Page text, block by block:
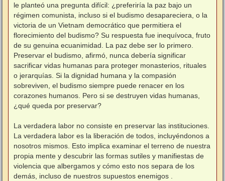
le planteó una pregunta difícil: ¿preferiría la paz bajo un
régimen comunista, incluso si el budismo desapareciera, o la
victoria de un Vietnam democrático que permitiera el
florecimiento del budismo? Su respuesta fue inequívoca, fruto
de su genuina ecuanimidad. La paz debe ser lo primero.
Preservar el budismo, afirmó, nunca debería significar
sacrificar vidas humanas para proteger monasterios, rituales
o jerarquías. Si la dignidad humana y la compasión
sobreviven, el budismo siempre puede renacer en los
corazones humanos. Pero si se destruyen vidas humanas,
¿qué queda por preservar?
La verdadera labor no consiste en preservar las instituciones.
La verdadera labor es la liberación de todos, incluyéndonos a
nosotros mismos. Esto implica examinar el terreno de nuestra
propia mente y descubrir las formas sutiles y manifiestas de
violencia que albergamos y cómo esto nos separa de los
demás, incluso de nuestros supuestos enemigos .